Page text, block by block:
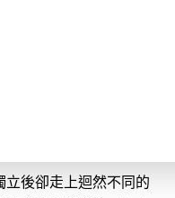
立後卻走上迴然不同的